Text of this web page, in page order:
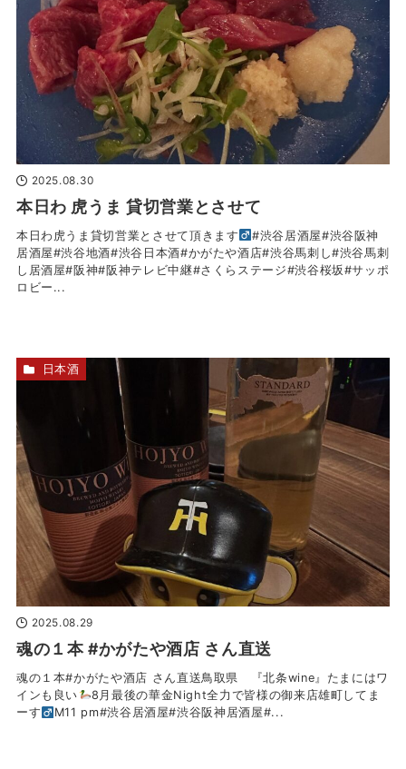
2025.08.30
本日わ 虎うま 貸切営業とさせて
本日わ虎うま貸切営業とさせて頂きます‍
#渋谷居酒屋#渋谷阪神
居酒屋#渋谷地酒#渋谷日本酒#かがたや酒店#渋谷馬刺し#渋谷馬刺
し居酒屋#阪神#阪神テレビ中継#さくらステージ#渋谷桜坂#サッポ
ロビー...
2025.08.29
魂の１本 #かがたや酒店 さん直送
魂の１本#かがたや酒店 さん直送鳥取県 『北条wine』たまにはワ
インも良い
8月最後の華金Night全力で皆様の御来店雄町してま
ーす‍
M11 pm#渋谷居酒屋#渋谷阪神居酒屋#...
日本酒